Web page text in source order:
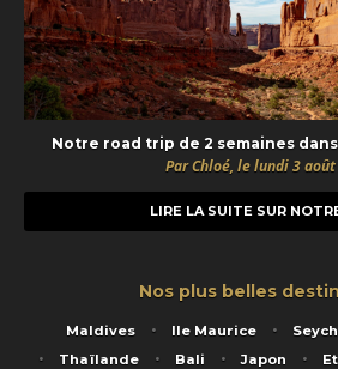
Notre road trip de 2 semaines
Par Chloé, le lundi 3
LIRE LA SUITE SUR
Nos plus belles
Maldives Ile Maurice
Thaïlande
Bali Japon